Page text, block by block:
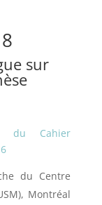
sur
du Centre
Montréal